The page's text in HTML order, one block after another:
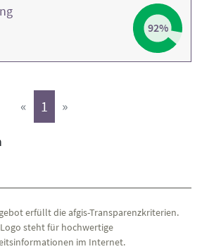
92%
« 1 (aktiv)
»
erfüllt die afgis-Transparenzkriterien.
Logo steht für hochwertige
im Internet.